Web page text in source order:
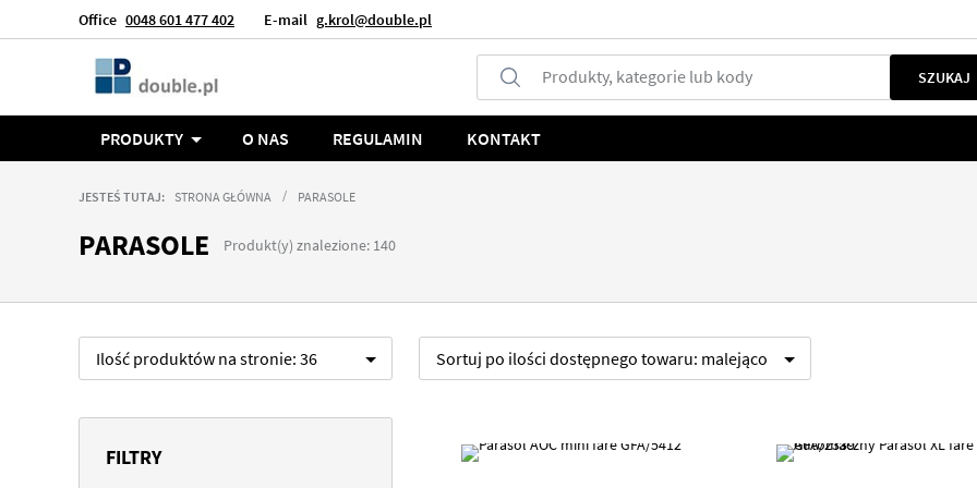
Office 0048 601 477 402 E-mail g.krol@double.pl
Język
Produkty, kategorie lub kody SZUKAJ
PRODUKTY O NAS REGULAMIN KONTAKT
JESTEŚ TUTAJ: STRONA GŁÓWNA PARASOLE
PARASOLE Produkt(y) znalezione: 140
Ilość produktów na stronie: 36 Sortuj po ilości dostępnego towaru: malejąco
FILTRY